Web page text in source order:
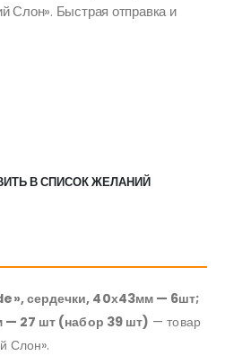
Слон». Быстрая отправка и
В СПИСОК ЖЕЛАНИЙ
сердечки, 40х43мм — 6шт;
— 27 шт (набор 39 шт) — товар
Слон».